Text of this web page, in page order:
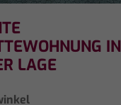
IN
LAGE